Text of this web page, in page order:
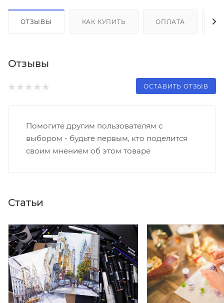
ОТЗЫВЫ КАК КУПИТЬ ОПЛАТА
Отзывы
ОСТАВИТЬ ОТЗЫВ
Помогите другим пользователям с
выбором - будьте первым, кто поделится
своим мнением об этом товаре
Статьи